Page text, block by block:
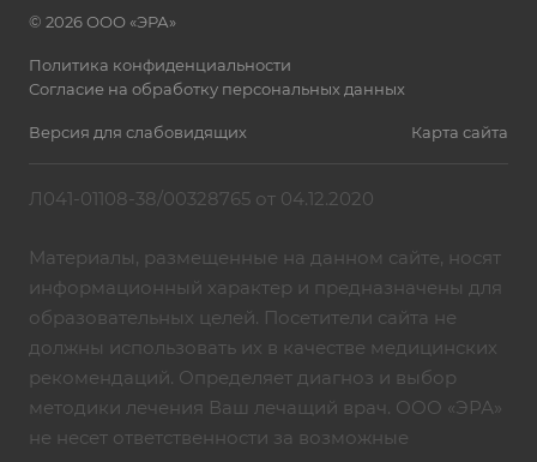
© 2026 ООО «ЭРА»
Политика конфиденциальности
Согласие на обработку персональных данных
Версия для слабовидящих Карта сайта
Л041-01108-38/00328765 от 04.12.2020
Материалы, размещенные на данном сайте, носят
информационный характер и предназначены для
образовательных целей. Посетители сайта не
должны использовать их в качестве медицинских
рекомендаций. Определяет диагноз и выбор
методики лечения Ваш лечащий врач. ООО «ЭРА»
не несет ответственности за возможные